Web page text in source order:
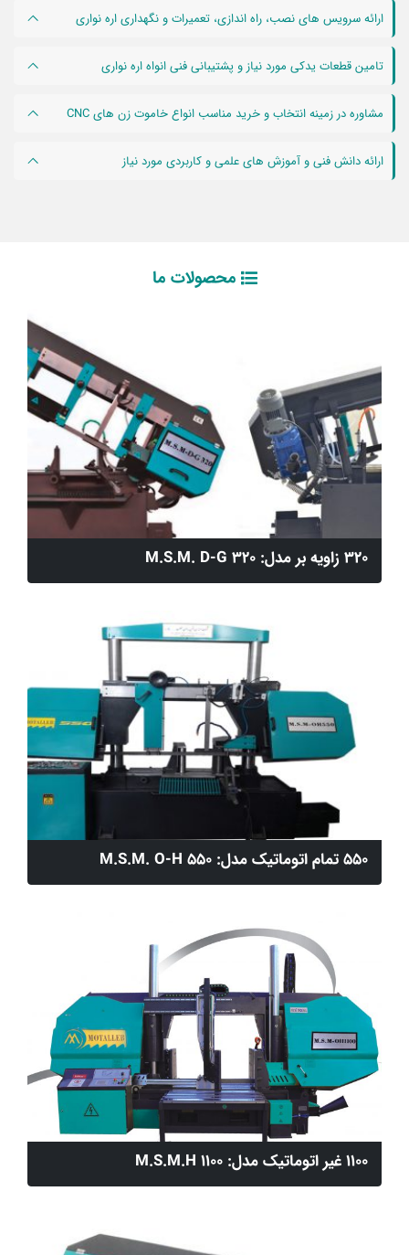
ارائه سرویس های نصب، راه اندازی، تعمیرات و نگهداری اره نواری
تامین قطعات یدکی مورد نیاز و پشتیبانی فنی انواه اره نواری
مشاوره در زمینه انتخاب و خرید مناسب انواع خاموت زن های CNC
ارائه دانش فنی و آموزش های علمی و کاربردی مورد نیاز
محصولات ما
320 زاویه بر مدل: M.S.M. D-G 320
550 تمام اتوماتیک مدل: M.S.M. O-H 550
1100 غیر اتوماتیک مدل: M.S.M.H 1100